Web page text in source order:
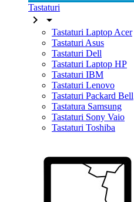
Tastaturi
 
Tastaturi Laptop Acer
Tastaturi Asus
Tastaturi Dell
Tastaturi Laptop HP
Tastaturi IBM
Tastaturi Lenovo
Tastaturi Packard Bell
Tastatura Samsung
Tastaturi Sony Vaio
Tastaturi Toshiba